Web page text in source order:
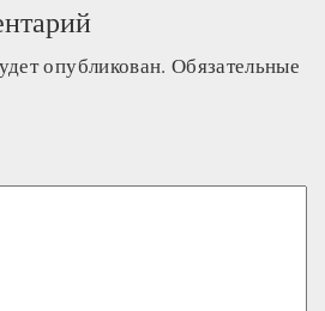
опубликован. Обязательные